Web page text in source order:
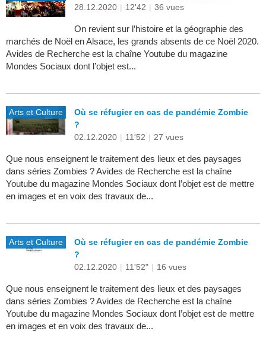
28.12.2020 | 12'42 | 36 vues
On revient sur l’histoire et la géographie des
marchés de Noël en Alsace, les grands absents de ce Noël 2020.
Avides de Recherche est la chaîne Youtube du magazine
Mondes Sociaux dont l’objet est...
Arts et Culture
Où se réfugier en cas de pandémie Zombie
?
02.12.2020 | 11'52 | 27 vues
Que nous enseignent le traitement des lieux et des paysages
dans séries Zombies ? Avides de Recherche est la chaîne
Youtube du magazine Mondes Sociaux dont l’objet est de mettre
en images et en voix des travaux de...
Arts et Culture
Où se réfugier en cas de pandémie Zombie
?
02.12.2020 | 11'52" | 16 vues
Que nous enseignent le traitement des lieux et des paysages
dans séries Zombies ? Avides de Recherche est la chaîne
Youtube du magazine Mondes Sociaux dont l’objet est de mettre
en images et en voix des travaux de...